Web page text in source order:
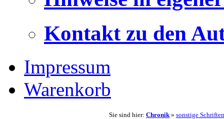
Kontakt zu den
Impressum
Warenkorb
Sie sind hier: Chronik » sonstige Schriften